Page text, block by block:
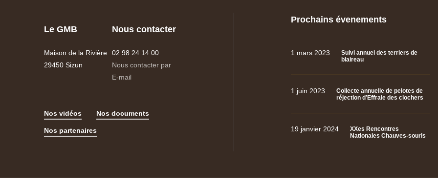
Le GMB
Maison de la Rivière
29450 Sizun
Nous contacter
02 98 24 14 00
Nous contacter par
E-mail
Nos vidéos Nos documents
Nos partenaires
Prochains évenements
1 mars 2023
Suivi annuel des terriers de
blaireau
1 juin 2023
Collecte annuelle de pelotes de
réjection d’Effraie des clochers
19 janvier 2024
XXes Rencontres
Nationales Chauves-souris